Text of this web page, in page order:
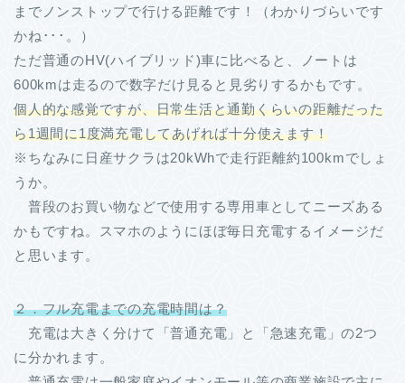
までノンストップで行ける距離です！（わかりづらいです
かね･･･。）
ただ普通のHV(ハイブリッド)車に比べると、ノートは
600kmは走るので数字だけ見ると見劣りするかもです。
個人的な感覚ですが、日常生活と通勤くらいの距離だった
ら1週間に1度満充電してあげれば十分使えます！
※ちなみに日産サクラは20kWhで走行距離約100kmでしょ
うか。
普段のお買い物などで使用する専用車としてニーズある
かもですね。スマホのようにほぼ毎日充電するイメージだ
と思います。
２．フル充電までの充電時間は？
充電は大きく分けて「普通充電」と「急速充電」の2つ
に分かれます。